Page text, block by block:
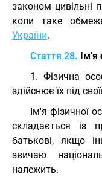
законом цивільні
коли таке
України.
Стаття 28. Ім'я
1. Фізична
здійснює їх під
Ім'я фізичної
складається із
батькові, якщо
звичаю
належить.